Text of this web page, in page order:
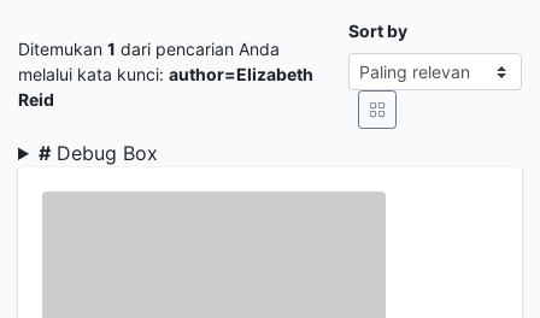
Ditemukan 1 dari pencarian Anda
melalui kata kunci: author=Elizabeth
Reid
Sort by
# Debug Box